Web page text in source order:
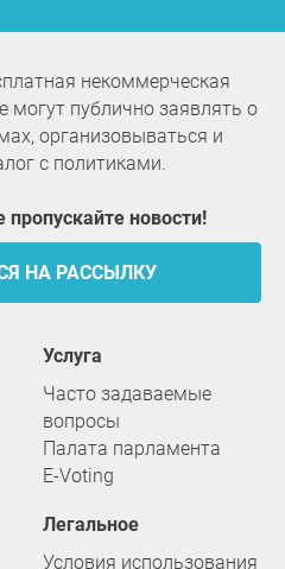
некоммерческая
могут публично заявлять о
организовываться и
с политиками.
пропускайте новости!
НА РАССЫЛКУ
услуга
Часто задаваемые
вопросы
Палата парламента
E-Voting
Легальное
Условия использования